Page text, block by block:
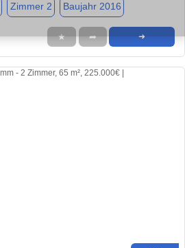
Zimmer 2 Baujahr 2016
★ ➦ ➜